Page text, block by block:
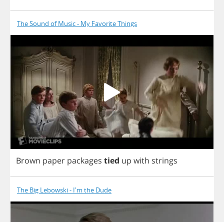
The Sound of Music - My Favorite Things
Brown paper packages tied up with strings
The Big Lebowski - I'm the Dude